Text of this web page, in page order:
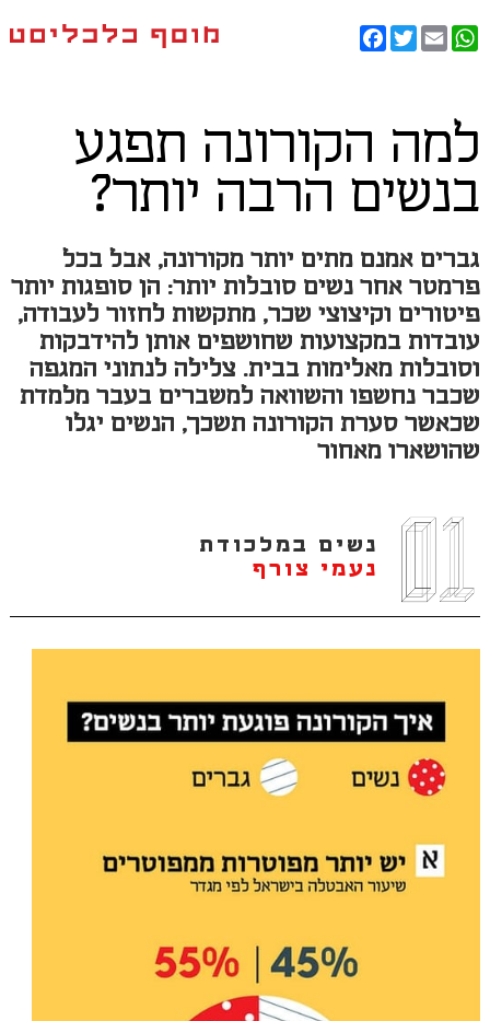
FacebookTwitterEmail
WhatsApp
למה הקורונה תפגע
בנשים הרבה יותר?
גברים אמנם מתים יותר מקורונה, אבל בכל
פרמטר אחר נשים סובלות יותר: הן סופגות יותר
פיטורים וקיצוצי שכר, מתקשות לחזור לעבודה,
עובדות במקצועות שחושפים אותן להידבקות
וסובלות מאלימות בבית. צלילה לנתוני המגפה
שכבר נחשפו והשוואה למשברים בעבר מלמדת
שכאשר סערת הקורונה תשכך, הנשים יגלו
שהושארו מאחור
נשים במלכודת
נעמי צורף